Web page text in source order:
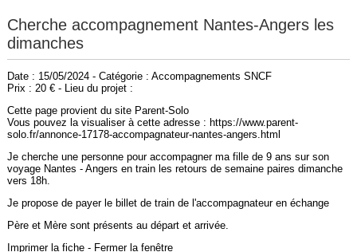
Cherche accompagnement Nantes-Angers les
dimanches
Date : 15/05/2024 - Catégorie : Accompagnements SNCF
Prix : 20 € - Lieu du projet :
Cette page provient du site Parent-Solo
Vous pouvez la visualiser à cette adresse : https://www.parent-
solo.fr/annonce-17178-accompagnateur-nantes-angers.html
Je cherche une personne pour accompagner ma fille de 9 ans sur son
voyage Nantes - Angers en train les retours de semaine paires dimanche
vers 18h.
Je propose de payer le billet de train de l'accompagnateur en échange
Père et Mère sont présents au départ et arrivée.
Imprimer la fiche- Fermer la fenêtre